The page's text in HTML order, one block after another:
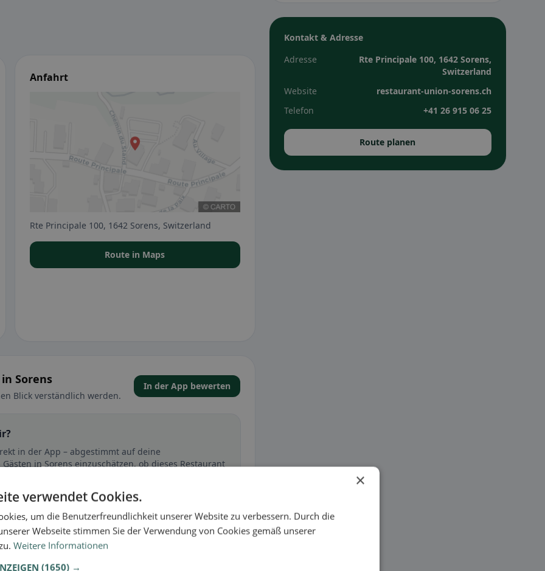
Anfahrt
Rte Principale 100, 1642 Sorens, Switzerland
Route in Maps
Sorens
Blick verständlich werden.
In der App bewerten
in der App – abgestimmt auf deine
in Sorens einzuschätzen, ob dieses Restaurant
🕌 Halal
Kontakt & Adresse
Adresse
Rte Principale 100, 1642 Sorens,
Switzerland
Website
restaurant-union-sorens.ch
Telefon
+41 26 915 06 25
Route planen
×
verwendet Cookies.
um die Benutzerfreundlichkeit unserer Website zu verbessern. Durch die
Webseite stimmen Sie der Verwendung von Cookies gemäß unserer
Weitere Informationen
(1650) →